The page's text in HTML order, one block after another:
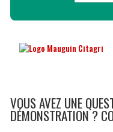
VOUS AVEZ UNE
DÉMONSTRATION ?